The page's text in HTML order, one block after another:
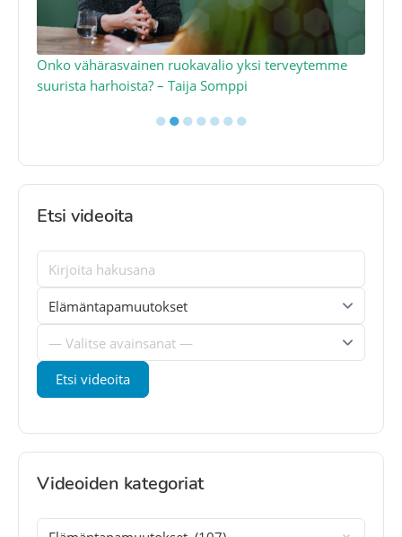
Onko vähärasvainen ruokavalio yksi terveytemme
suurista harhoista? – Taija Somppi
●●●●●●●
Etsi videoita
Videoiden kategoriat